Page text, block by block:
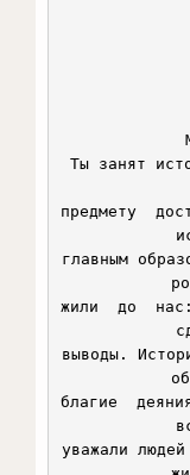
предмету
главным
жили  до
выводы.
благие
уважали